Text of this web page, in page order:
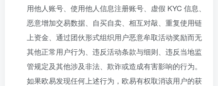
用他人账号、使用他人信息注册账号、虚假 KYC 信息、
恶意增加交易数据、自买自卖、相互对敲、重复使用链
上资金、通过团伙形式组织用户恶意牟取活动奖励而无
其他正常用户行为、违反活动条款与细则、违反当地监
管规定及其他涉及非法、欺诈或造成有害影响的行为。
如果欧易发现任何上述行为，欧易有权取消该用户的获